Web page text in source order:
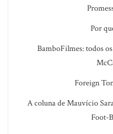
Por
BamboFilmes: todos
Foreign
A coluna de Mauvício
Foot-